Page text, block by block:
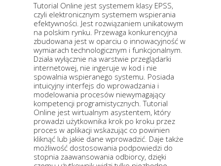
Tutorial Online jest systemem klasy EPSS,
czyli elektronicznym systemem wspierania
efektywności. Jest rozwiązaniem unikatowym
na polskim rynku. Przewaga konkurencyjna
zbudowana jest w oparciu o innowacyjność w
wymiarach technologicznym i funkcjonalnym.
Działa wyłącznie na warstwie przeglądarki
internetowej, nie ingeruje w kod i nie
spowalnia wspieranego systemu. Posiada
intuicyjny interfejs do wprowadzania i
modelowania procesów niewymagający
kompetencji programistycznych. Tutorial
Online jest wirtualnym asystentem, który
prowadzi użytkownika krok po kroku przez
proces w aplikacji wskazując co powinien
kliknąć lub jakie dane wprowadzić. Daje także
możliwość dostosowania podpowiedzi do
stopnia zaawansowania odbiorcy, dzięki